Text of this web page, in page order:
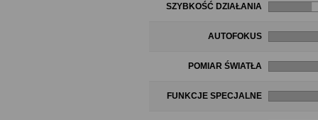
SZYBKOŚĆ DZIAŁANIA
AUTOFOKUS
POMIAR ŚWIATŁA
FUNKCJE SPECJALNE